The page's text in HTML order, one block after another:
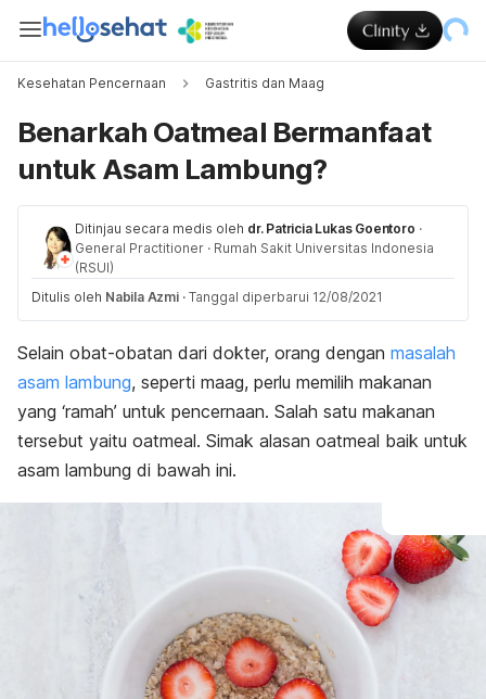
Kesehatan Pencernaan Gastritis dan Maag
Benarkah Oatmeal Bermanfaat
untuk Asam Lambung?
Ditinjau secara medis oleh dr. Patricia Lukas Goentoro ·
General Practitioner · Rumah Sakit Universitas Indonesia
(RSUI)
Ditulis oleh Nabila Azmi · Tanggal diperbarui 12/08/2021
Selain obat-obatan dari dokter, orang dengan masalah
asam lambung, seperti maag, perlu memilih makanan
yang ‘ramah’ untuk pencernaan. Salah satu makanan
tersebut yaitu oatmeal. Simak alasan oatmeal baik untuk
asam lambung di bawah ini.